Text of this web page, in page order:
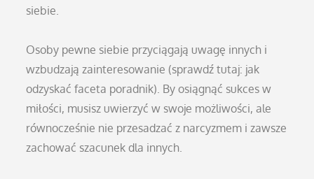
siebie.
Osoby pewne siebie przyciągają uwagę innych i
wzbudzają zainteresowanie (sprawdź tutaj: jak
odzyskać faceta poradnik). By osiągnąć sukces w
miłości, musisz uwierzyć w swoje możliwości, ale
równocześnie nie przesadzać z narcyzmem i zawsze
zachować szacunek dla innych.